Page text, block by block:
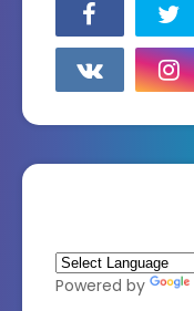
Powered by